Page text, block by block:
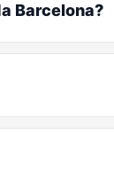
Barcelona?